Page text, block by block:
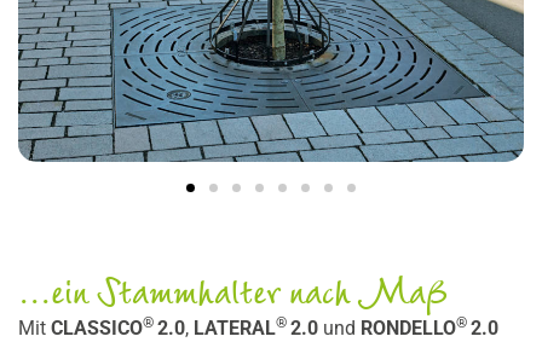
...ein Stammhalter nach Maß
Mit CLASSICO® 2.0, LATERAL® 2.0 und RONDELLO® 2.0